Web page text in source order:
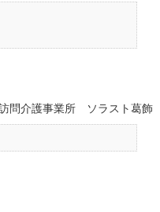
問介護事業所 ソラスト葛飾